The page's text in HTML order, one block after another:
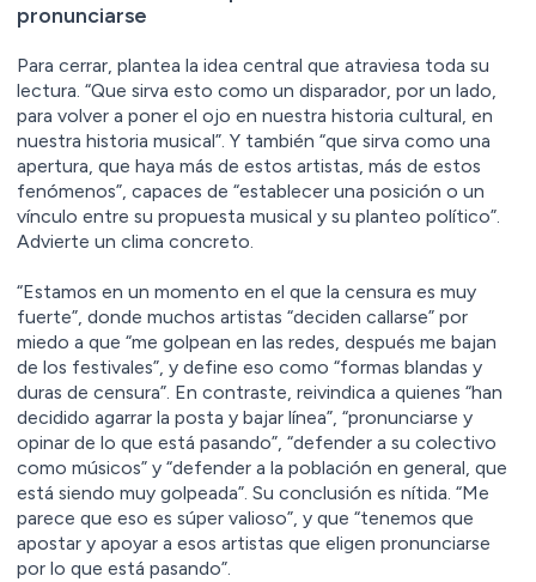
pronunciarse
Para cerrar, plantea la idea central que atraviesa toda su
lectura. “Que sirva esto como un disparador, por un lado,
para volver a poner el ojo en nuestra historia cultural, en
nuestra historia musical”. Y también “que sirva como una
apertura, que haya más de estos artistas, más de estos
fenómenos”, capaces de “establecer una posición o un
vínculo entre su propuesta musical y su planteo político”.
Advierte un clima concreto.
“Estamos en un momento en el que la censura es muy
fuerte”, donde muchos artistas “deciden callarse” por
miedo a que “me golpean en las redes, después me bajan
de los festivales”, y define eso como “formas blandas y
duras de censura”. En contraste, reivindica a quienes “han
decidido agarrar la posta y bajar línea”, “pronunciarse y
opinar de lo que está pasando”, “defender a su colectivo
como músicos” y “defender a la población en general, que
está siendo muy golpeada”. Su conclusión es nítida. “Me
parece que eso es súper valioso”, y que “tenemos que
apostar y apoyar a esos artistas que eligen pronunciarse
por lo que está pasando”.